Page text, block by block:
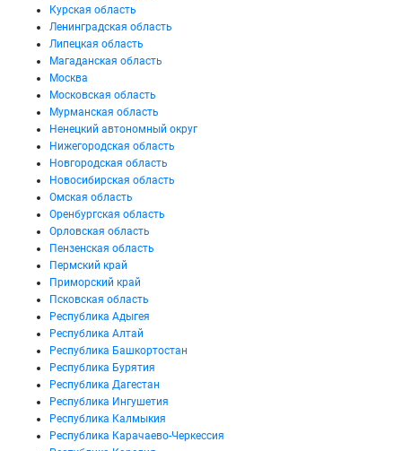
Курская область
Ленинградская область
Липецкая область
Магаданская область
Москва
Московская область
Мурманская область
Ненецкий автономный округ
Нижегородская область
Новгородская область
Новосибирская область
Омская область
Оренбургская область
Орловская область
Пензенская область
Пермский край
Приморский край
Псковская область
Республика Адыгея
Республика Алтай
Республика Башкортостан
Республика Бурятия
Республика Дагестан
Республика Ингушетия
Республика Калмыкия
Республика Карачаево-Черкессия